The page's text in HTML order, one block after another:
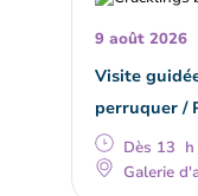
9 août 2026
Visite
perruquer /
Dès 13 h
Galerie